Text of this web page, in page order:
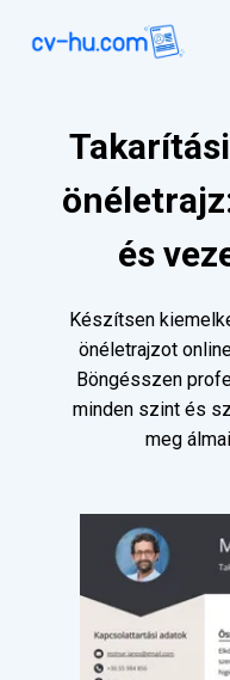
és
Készítsen
önéletrajzot
Böngésszen
minden szint és
meg